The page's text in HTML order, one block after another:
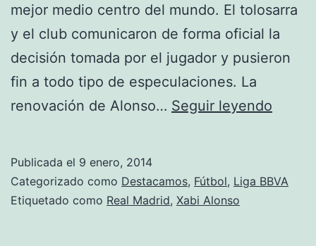
mejor medio centro del mundo. El tolosarra
y el club comunicaron de forma oficial la
decisión tomada por el jugador y pusieron
fin a todo tipo de especulaciones. La
renovación de Alonso… Seguir leyendo
años
Publicada el 9 enero, 2014
Categorizado como Destacamos, Fútbol, Liga BBVA
Etiquetado como Real Madrid, Xabi Alonso